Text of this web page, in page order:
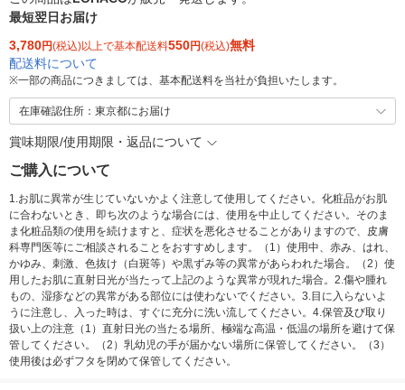
最短翌日お届け
3,780円(税込)以上で基本配送料550円(税込)無料
配送料について
※一部の商品につきましては、基本配送料を当社が負担いたします。
在庫確認住所：東京都にお届け
賞味期限/使用期限・返品について
ご購入について
1.お肌に異常が生じていないかよく注意して使用してください。化粧品がお肌
に合わないとき、即ち次のような場合には、使用を中止してください。そのま
ま化粧品類の使用を続けますと、症状を悪化させることがありますので、皮膚
科専門医等にご相談されることをおすすめします。（1）使用中、赤み、はれ、
かゆみ、刺激、色抜け（白斑等）や黒ずみ等の異常があらわれた場合。（2）使
用したお肌に直射日光が当たって上記のような異常が現れた場合。2.傷や腫れ
もの、湿疹などの異常がある部位には使わないでください。3.目に入らないよ
うに注意し、入った時は、すぐに充分に洗い流してください。4.保管及び取り
扱い上の注意（1）直射日光の当たる場所、極端な高温・低温の場所を避けて保
管してください。（2）乳幼児の手が届かない場所に保管してください。（3）
使用後は必ずフタを閉めて保管してください。